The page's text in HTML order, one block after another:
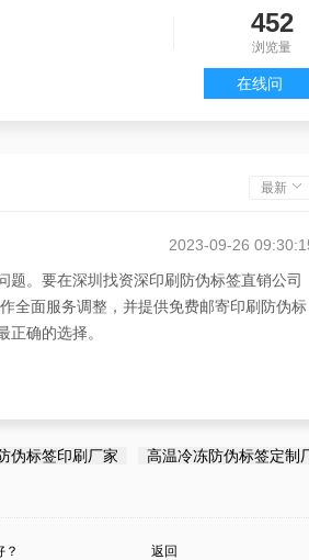
452
浏览量
在线问
最新
2023-09-26
题。要在深圳找资深印刷防伪标签直销公司
全面服务调整，并提供免费邮寄印刷防伪标
确的选择。
伪标签印刷厂家
高温冷冻防伪标签定制
？ 返回